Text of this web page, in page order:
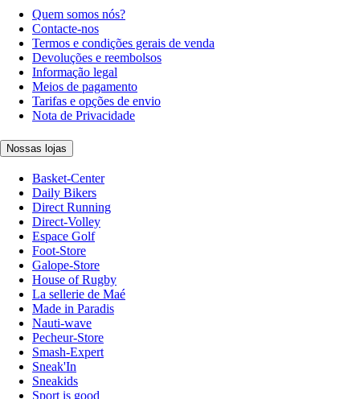
Quem somos nós?
Contacte-nos
Termos e condições gerais de venda
Devoluções e reembolsos
Informação legal
Meios de pagamento
Tarifas e opções de envio
Nota de Privacidade
Nossas lojas
Basket-Center
Daily Bikers
Direct Running
Direct-Volley
Espace Golf
Foot-Store
Galope-Store
House of Rugby
La sellerie de Maé
Made in Paradis
Nauti-wave
Pecheur-Store
Smash-Expert
Sneak'In
Sneakids
Sport is good